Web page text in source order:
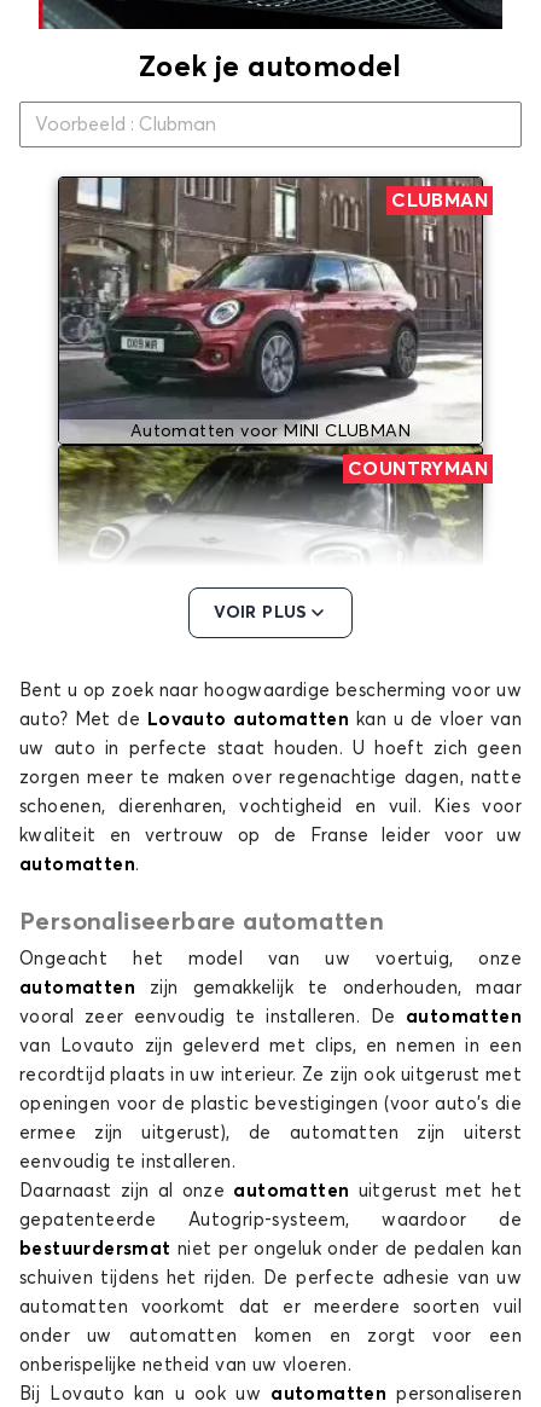
Zoek je automodel
CLUBMAN
Automatten voor MINI CLUBMAN
COUNTRYMAN
Automatten voor MINI COUNTRYMAN
MINI
Automatten voor MINI MINI
PACEMAN
Automatten voor MINI PACEMAN
ROADSTER R59
VOIR PLUS
Bent u op zoek naar hoogwaardige bescherming voor uw
auto? Met de
Lovauto automatten kan u de vloer van
uw auto in perfecte staat houden. U hoeft zich geen
zorgen meer te maken over regenachtige dagen, natte
schoenen, dierenharen, vochtigheid en vuil. Kies voor
kwaliteit en vertrouw op de Franse leider voor uw
automatten.
Personaliseerbare automatten
Ongeacht het model van uw voertuig, onze
automatten zijn gemakkelijk te onderhouden, maar
vooral zeer eenvoudig te installeren. De automatten
van Lovauto zijn geleverd met clips, en nemen in een
recordtijd plaats in uw interieur. Ze zijn ook uitgerust met
openingen voor de plastic bevestigingen (voor auto's die
ermee zijn uitgerust), de automatten zijn uiterst
eenvoudig te installeren.
Daarnaast zijn al onze automatten uitgerust met het
gepatenteerde Autogrip-systeem, waardoor de
bestuurdersmat niet per ongeluk onder de pedalen kan
schuiven tijdens het rijden. De perfecte adhesie van uw
automatten voorkomt dat er meerdere soorten vuil
onder uw automatten komen en zorgt voor een
onberispelijke netheid van uw vloeren.
Bij Lovauto kan u ook uw automatten personaliseren